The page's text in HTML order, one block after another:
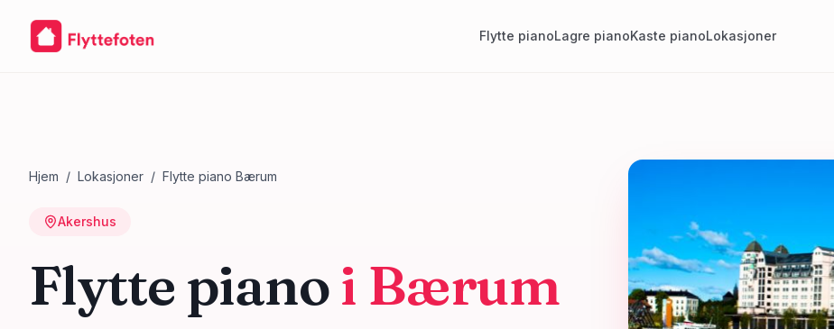
Flytte pianoLagre pianoKaste pianoLokasjoner
Hjem / Lokasjoner / Flytte piano Bærum
Akershus
Flytte pianoi Bærum